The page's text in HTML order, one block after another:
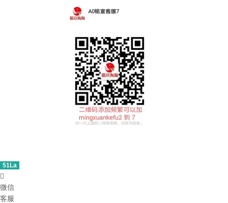
51La

微信
客服